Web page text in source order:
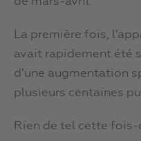
La première fois,
avait rapidement été
d’une augmentation
plusieurs centaines
Rien de tel cette fois-